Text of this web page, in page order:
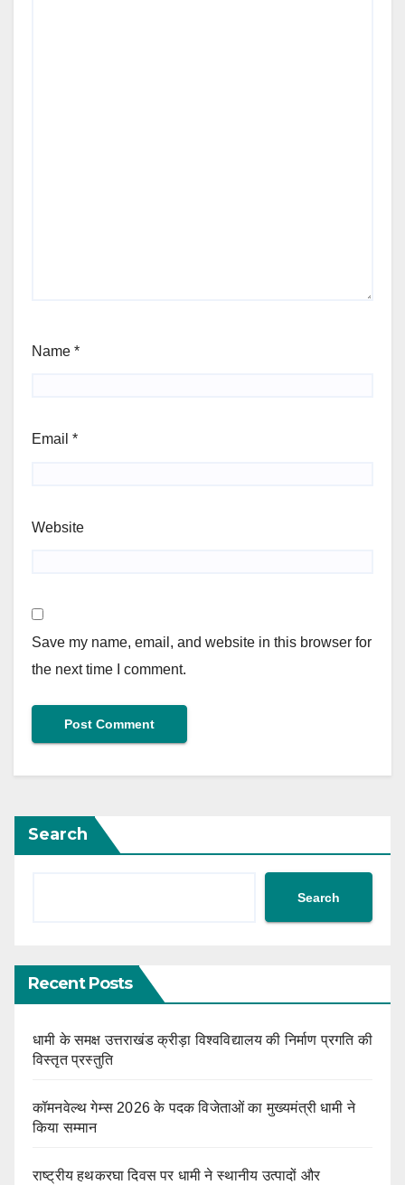
Name *
Email *
Website
Save my name, email, and website in this browser for
the next time I comment.
Search
Search
Recent Posts
धामी के समक्ष उत्तराखंड क्रीड़ा विश्वविद्यालय की निर्माण प्रगति की
विस्तृत प्रस्तुति
कॉमनवेल्थ गेम्स 2026 के पदक विजेताओं का मुख्यमंत्री धामी ने
किया सम्मान
राष्ट्रीय हथकरघा दिवस पर धामी ने स्थानीय उत्पादों और